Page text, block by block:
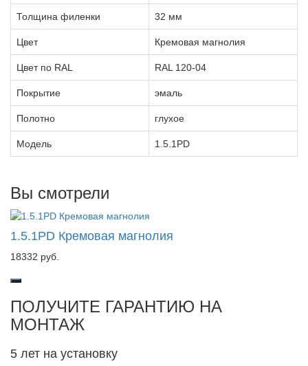
Толщина филенки 32 мм
Цвет Кремовая магнолия
Цвет по RAL RAL 120-04
Покрытие эмаль
Полотно глухое
Модель 1.5.1PD
Вы смотрели
1.5.1PD Кремовая магнолия
18332 руб.
ПОЛУЧИТЕ ГАРАНТИЮ НА
МОНТАЖ
5 лет на установку